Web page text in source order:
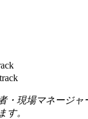
・現場マネージ
す。